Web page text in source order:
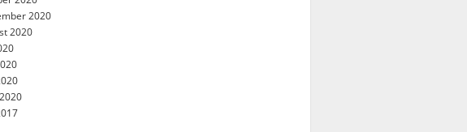
2020
2020